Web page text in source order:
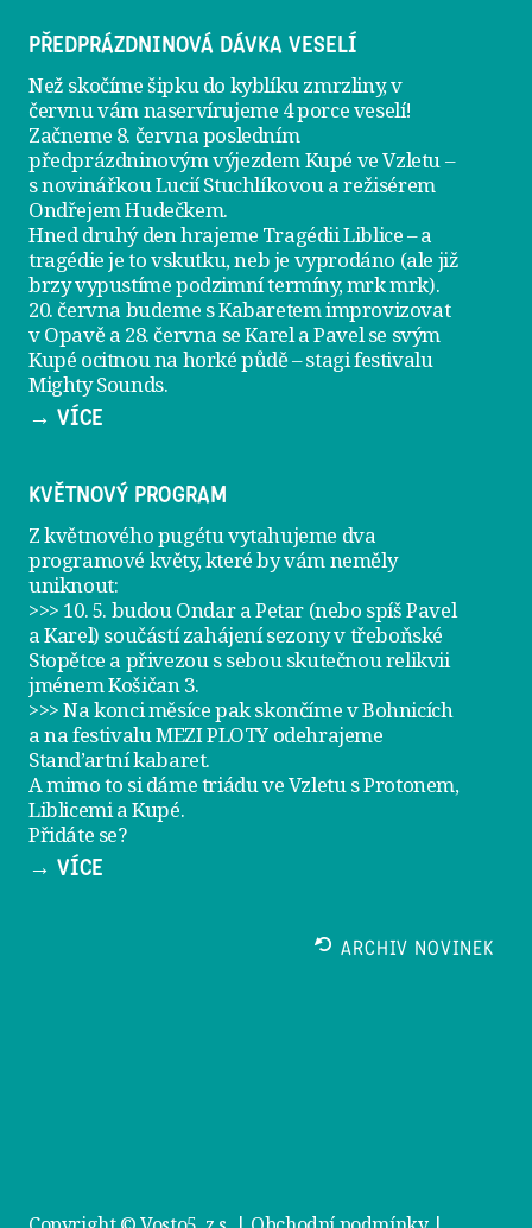
PŘEDPRÁZDNINOVÁ DÁVKA VESELÍ
Než skočíme šipku do kyblíku zmrzliny, v
červnu vám naservírujeme 4 porce veselí!
Začneme 8. června posledním
předprázdninovým výjezdemKupé ve Vzletu–
s novinářkou Lucií Stuchlíkovou a režisérem
Ondřejem Hudečkem.
Hned druhý den hrajeme Tragédii Liblice– a
tragédie je to vskutku, neb je vyprodáno (ale již
brzy vypustíme podzimní termíny, mrk mrk).
20. června budeme s Kabaretem improvizovat
v Opavě a 28. června se Karel a Pavel se svým
Kupé ocitnou na horké půdě – stagi festivalu
Mighty Sounds.
→ VÍCE
KVĚTNOVÝ PROGRAM
Z květnového pugétu vytahujeme dva
programové květy, které by vám neměly
uniknout:
>>> 10. 5. budou Ondar a Petar (nebo spíš Pavel
a Karel) součástí zahájení sezony vtřeboňské
Stopětce a přivezou s sebou skutečnou relikvii
jménemKošičan 3.
>>> Na konci měsíce pak skončíme v Bohnicích
a na festivaluMEZI PLOTY odehrajeme
Stand’artní kabaret.
A mimo to si dámetriádu ve Vzletu s Protonem,
Liblicemi a Kupé.
Přidáte se?
→ VÍCE
ARCHIV NOVINEK